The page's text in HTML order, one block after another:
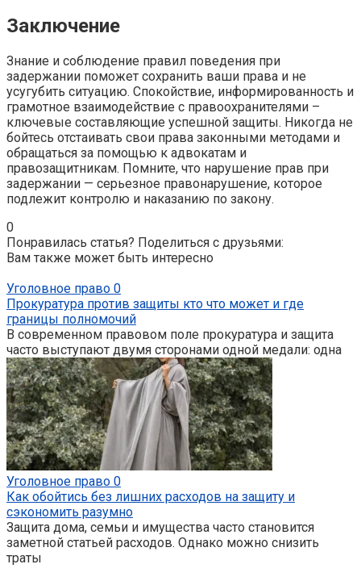
Заключение
Знание и соблюдение правил поведения при
задержании поможет сохранить ваши права и не
усугубить ситуацию. Спокойствие, информированность и
грамотное взаимодействие с правоохранителями –
ключевые составляющие успешной защиты. Никогда не
бойтесь отстаивать свои права законными методами и
обращаться за помощью к адвокатам и
правозащитникам. Помните, что нарушение прав при
задержании — серьезное правонарушение, которое
подлежит контролю и наказанию по закону.
0
Понравилась статья? Поделиться с друзьями:
Вам также может быть интересно
Уголовное право 0
Прокуратура против защиты кто что может и где
границы полномочий
В современном правовом поле прокуратура и защита
часто выступают двумя сторонами одной медали: одна
Уголовное право 0
Как обойтись без лишних расходов на защиту и
сэкономить разумно
Защита дома, семьи и имущества часто становится
заметной статьей расходов. Однако можно снизить
траты